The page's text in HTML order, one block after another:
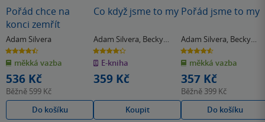
Pořád chce na
konci zemřít
Adam Silvera
4.5
z
5
hvězdiček
měkká vazba
536 Kč
Běžně 599 Kč
Do košíku
Co když jsme to my
Adam Silvera, Becky
Albertalli
4.3
z
5
hvězdiček
E-kniha
359 Kč
Koupit
Pořád jsme to my
Adam Silvera, Becky
Albertalli
4.6
z
5
hvězdiček
měkká vazba
357 Kč
Běžně 399 Kč
Do košíku